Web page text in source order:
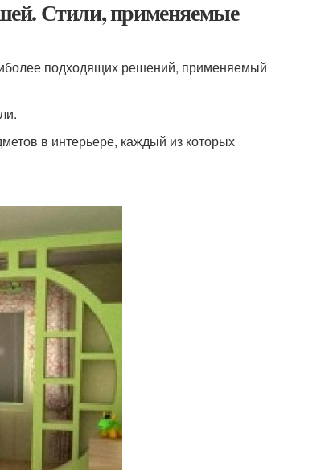
Стили, применяемые
подходящих решений, применяемый
в интерьере, каждый из которых